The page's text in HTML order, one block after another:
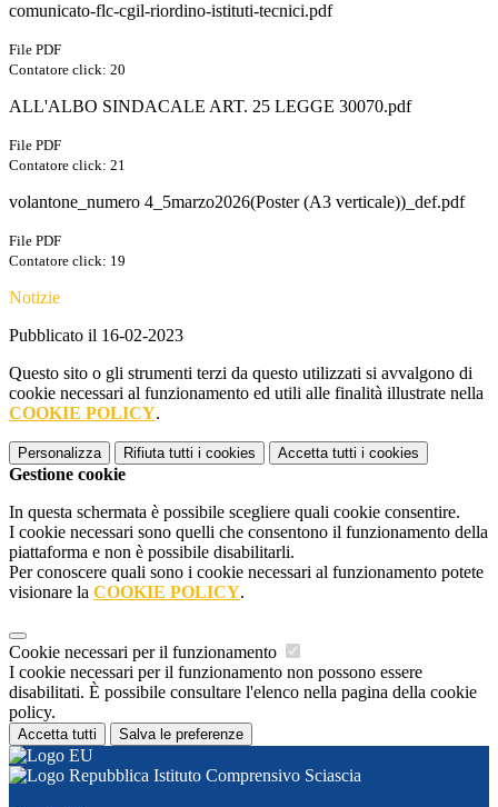
comunicato-flc-cgil-riordino-istituti-tecnici.pdf
File PDF
Contatore click: 20
ALL'ALBO SINDACALE ART. 25 LEGGE 30070.pdf
File PDF
Contatore click: 21
volantone_numero 4_5marzo2026(Poster (A3 verticale))_def.pdf
File PDF
Contatore click: 19
Notizie
Pubblicato il 16-02-2023
Questo sito o gli strumenti terzi da questo utilizzati si avvalgono di
cookie necessari al funzionamento ed utili alle finalità illustrate nella
COOKIE POLICY.
Personalizza Rifiuta tutti i cookies Accetta tutti i cookies
Gestione cookie
In questa schermata è possibile scegliere quali cookie consentire.
I cookie necessari sono quelli che consentono il funzionamento della
piattaforma e non è possibile disabilitarli.
Per conoscere quali sono i cookie necessari al funzionamento potete
visionare la COOKIE POLICY.
Cookie necessari per il funzionamento
I cookie necessari per il funzionamento non possono essere
disabilitati. È possibile consultare l'elenco nella pagina della cookie
policy.
Accetta tutti Salva le preferenze
Istituto Comprensivo Sciascia